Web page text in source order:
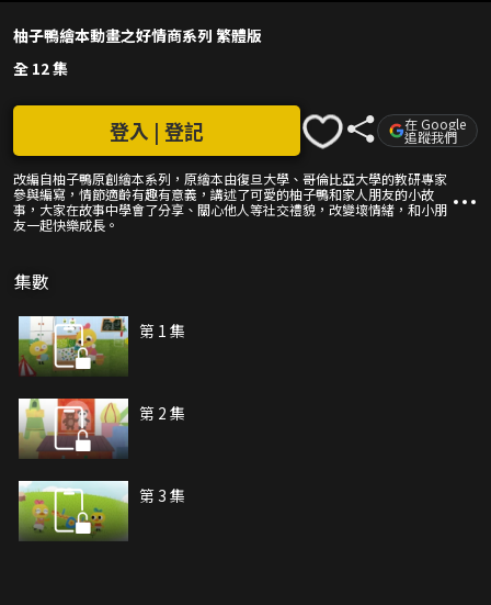
柚子鴨繪本動畫之好情商系列 繁體版
全 12 集
改編自柚子鴨原創繪本系列，原繪本由復旦大學、哥倫比亞大學的教研專家
參與編寫，情節適齡有趣有意義，講述了可愛的柚子鴨和家人朋友的小故
事，大家在故事中學會了分享、關心他人等社交禮貌，改變壞情緒，和小朋
友一起快樂成長。
登入 | 登記 在 Google
追蹤我們
集數
第 1 集
第 2 集
第 3 集